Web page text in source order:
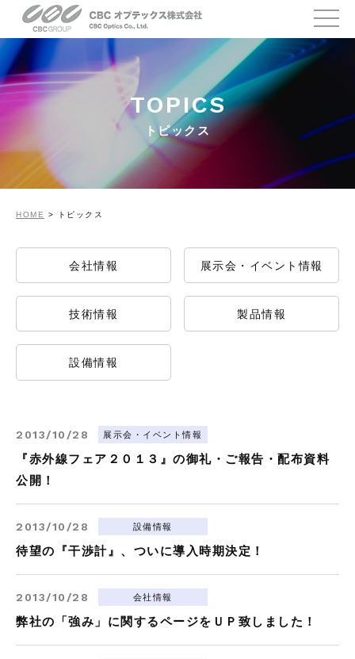
TOPICS
トピックス
HOME > トピックス
会社情報 展⽰会・イベント情報
技術情報 製品情報
設備情報
2013/10/28 展⽰会・イベント情報
『赤外線フェア２０１３』の御礼・ご報告・配布資料
公開！
2013/10/28 設備情報
待望の『干渉計』、ついに導入時期決定！
2013/10/28 会社情報
弊社の「強み」に関するページをＵＰ致しました！